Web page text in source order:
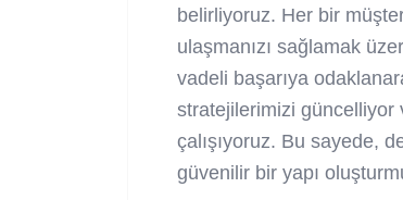
belirliyoruz. Her bir
ulaşmanızı sağlamak
vadeli başarıya
stratejilerimizi güncelliyor
çalışıyoruz. Bu sayede,
güvenilir bir yapı